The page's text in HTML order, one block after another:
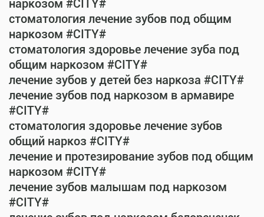
наркозом #CITY#
стоматология лечение зубов под общим
наркозом #CITY#
стоматология здоровье лечение зуба под
общим наркозом #CITY#
лечение зубов у детей без наркоза #CITY#
лечение зубов под наркозом в армавире
#CITY#
стоматология здоровье лечение зубов
общий наркоз #CITY#
лечение и протезирование зубов под общим
наркозом #CITY#
лечение зубов малышам под наркозом
#CITY#